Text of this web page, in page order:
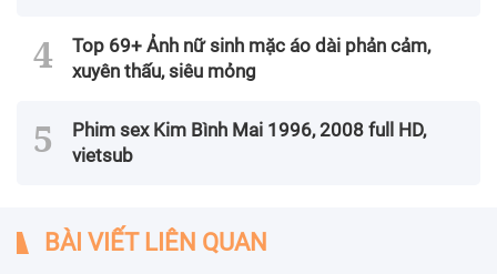
Top 69+ Ảnh nữ sinh mặc áo dài phản cảm,
xuyên thấu, siêu mỏng
Phim sex Kim Bình Mai 1996, 2008 full HD,
vietsub
BÀI VIẾT LIÊN QUAN